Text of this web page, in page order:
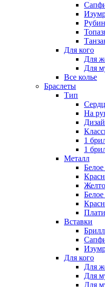
Для кого
Для
Для
Все колье
Браслеты
Тип
На
1
1
Металл
Белое
Вставки
Для кого
Для
Для
Для